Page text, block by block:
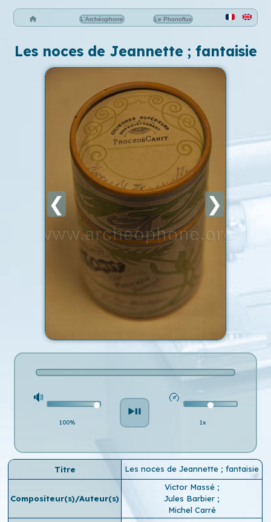
L'Archéophone Le Phonoflux
Les noces de Jeannette ; fantaisie
❮ ❯
100% 1x
Titre Les noces de Jeannette ; fantaisie
Compositeur(s)/Auteur(s)
Victor Massé ;
Jules Barbier ;
Michel Carré